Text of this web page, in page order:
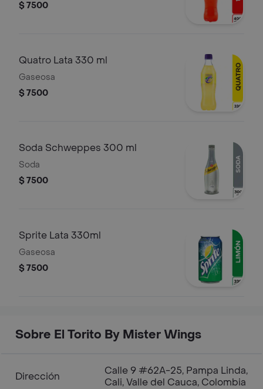
$ 7500
Quatro Lata 330 ml
Gaseosa
$ 7500
Soda Schweppes 300 ml
Soda
$ 7500
Sprite Lata 330ml
Gaseosa
$ 7500
Sobre El Torito By Mister Wings
Dirección
Calle 9 #62A-25, Pampa Linda,
Cali, Valle del Cauca, Colombia